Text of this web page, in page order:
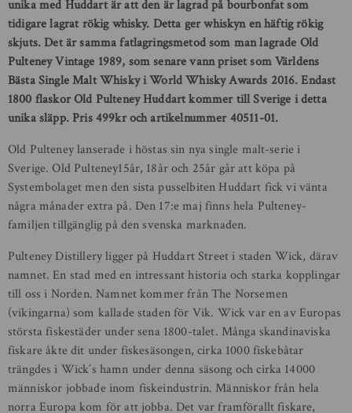
unika med Huddart är att den är lagrad på bourbonfat som
tidigare lagrat rökig whisky. Detta ger whiskyn en häftig rökig
skjuts. Det är samma fatlagringsmetod som man lagrade Old
Pulteney Vintage 1989, som senare vann priset som Världens
Bästa Single Malt Whisky i World Whisky Awards 2016. Endast
1800 flaskor Old Pulteney Huddart kommer till Sverige i detta
unika släpp. Pris 499kr och artikelnummer 40511-01.
Old Pulteney lanserade i höstas sin nya single malt-serie i
Sverige. Old Pulteney15år, 18år och 25år går att köpa på
Systembolaget men den sista pusselbiten Huddart fick vi vänta
några månader extra på. Den 17:e maj finns hela Pulteney-
familjen tillgänglig på den svenska marknaden.
Pulteney Distillery ligger på Huddart Street i staden Wick, därav
namnet. En stad med en intressant historia och starka kopplingar
till oss i Norden. Namnet kommer från The Norsemen
(vikingarna) som kallade staden för Vik. Wick var en av Europas
största fiskestäder under sena 1800-talet. Många skandinaviska
fiskare åkte dit under fiskesäsongen, cirka 1000 fiskebåtar
trängdes i Wick´s hamn under denna säsong och cirka 14000
människor jobbade inom fiskeindustrin. Människor från hela
norra Europa kom för att jobba. Det var framförallt fiskare,